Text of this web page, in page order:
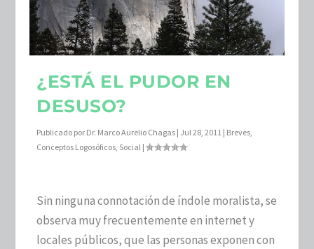
¿ESTÁ EL PUDOR EN
DESUSO?
Publicado por Dr. Marco Aurelio Chagas | Jul 28, 2011 | Breves,
Conceptos Logosóficos, Social |
Sin ninguna connotación de índole moralista, se
observa muy frecuentemente en internet y
locales públicos, que las personas exponen con